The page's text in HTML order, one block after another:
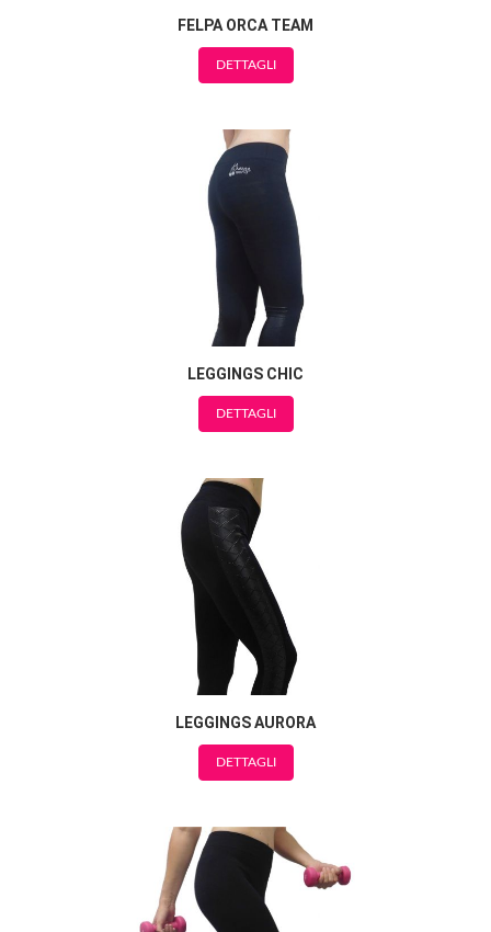
FELPA ORCA TEAM
DETTAGLI
LEGGINGS CHIC
DETTAGLI
LEGGINGS AURORA
DETTAGLI